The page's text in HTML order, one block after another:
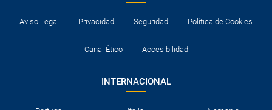
Aviso Legal Privacidad Seguridad Política de Cookies
Canal Ético Accesibilidad
INTERNACIONAL